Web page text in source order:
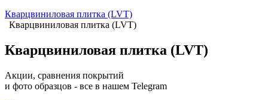
Кварцвиниловая плитка (LVT)
Кварцвиниловая плитка (LVT)
Кварцвиниловая плитка (LVT)
Акции, сравнения покрытий
и фото образцов - все в нашем Telegram